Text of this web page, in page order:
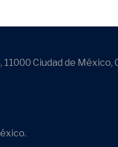
Ciudad de México,